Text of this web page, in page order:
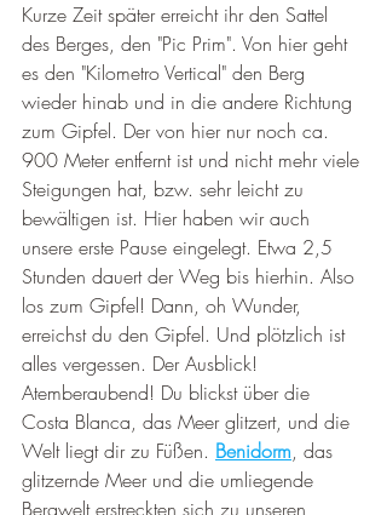
Kurze Zeit später erreicht ihr den Sattel
des Berges, den "Pic Prim". Von hier geht
es den "Kilometro Vertical" den Berg
wieder hinab und in die andere Richtung
zum Gipfel. Der von hier nur noch ca.
900 Meter entfernt ist und nicht mehr viele
Steigungen hat, bzw. sehr leicht zu
bewältigen ist. Hier haben wir auch
unsere erste Pause eingelegt. Etwa 2,5
Stunden dauert der Weg bis hierhin. Also
los zum Gipfel! Dann, oh Wunder,
erreichst du den Gipfel. Und plötzlich ist
alles vergessen. Der Ausblick!
Atemberaubend! Du blickst über die
Costa Blanca, das Meer glitzert, und die
Welt liegt dir zu Füßen. Benidorm, das
glitzernde Meer und die umliegende
Bergwelt erstreckten sich zu unseren